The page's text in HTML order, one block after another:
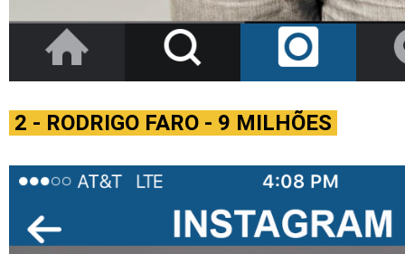
2 - RODRIGO FARO - 9 MILHÕES